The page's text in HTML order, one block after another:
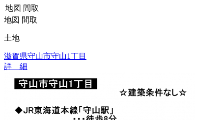
地図 間取
地図 間取
土地
滋賀県守山市守山1丁目
詳 細